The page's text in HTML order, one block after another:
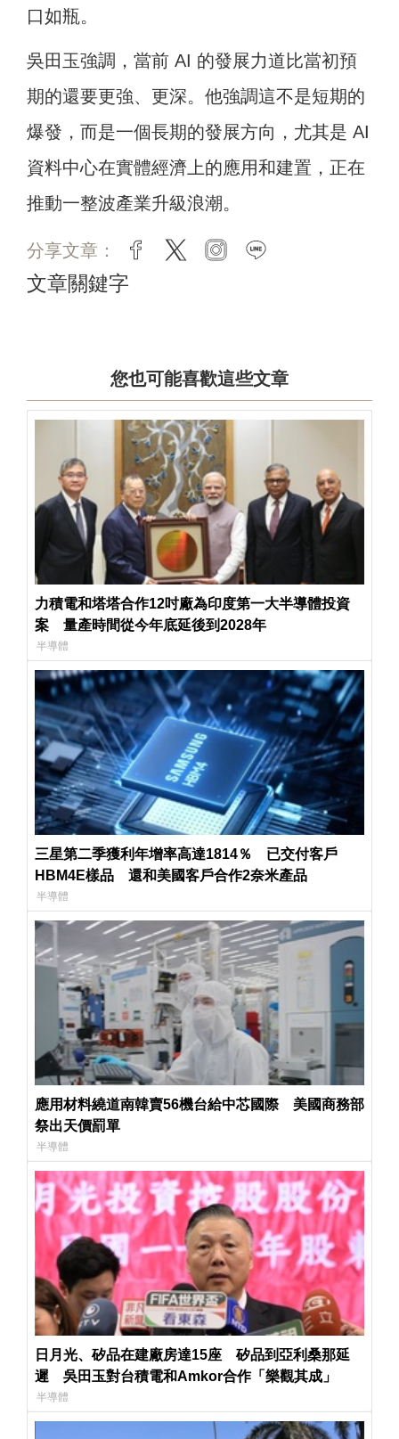
口如瓶。
吳田玉強調，當前 AI 的發展力道比當初預
期的還要更強、更深。他強調這不是短期的
爆發，而是一個長期的發展方向，尤其是 AI
資料中心在實體經濟上的應用和建置，正在
推動一整波產業升級浪潮。
分享文章： facebook
twitter instagram
文章關鍵字
您也可能喜歡這些文章
力積電和塔塔合作12吋廠為印度第一大半導體投資
案 量產時間從今年底延後到2028年
半導體
三星第二季獲利年增率高達1814％ 已交付客戶
HBM4E樣品 還和美國客戶合作2奈米產品
半導體
應用材料繞道南韓賣56機台給中芯國際 美國商務部
祭出天價罰單
半導體
日月光、矽品在建廠房達15座 矽品到亞利桑那延
遲 吳田玉對台積電和Amkor合作「樂觀其成」
半導體